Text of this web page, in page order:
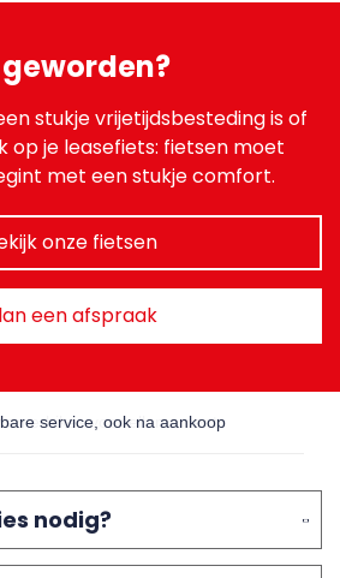
stukje vrijetijdsbesteding is of
op je leasefiets: fietsen moet
met een stukje comfort.
onze fietsen
een afspraak
service, ook na aankoop
nodig?